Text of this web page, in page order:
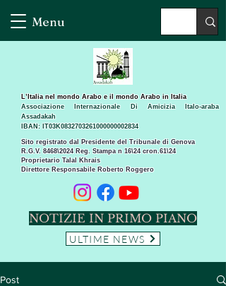
Menu
Sito registrato dal Presidente del Tribunale di Genova
R.G.V. 8468\2024 Reg. Stampa n 16\24 cron.61\24 ​
Proprietario Talal Khrais
Direttore Responsabile Roberto Roggero
L’Italia nel mondo Arabo e il mondo Arabo in Italia
Associazione Internazionale Di Amicizia Italo-araba
Assadakah
IBAN: IT03K0832703261000000002834
NOTIZIE IN PRIMO PIANO
ULTIME NEWS
Post